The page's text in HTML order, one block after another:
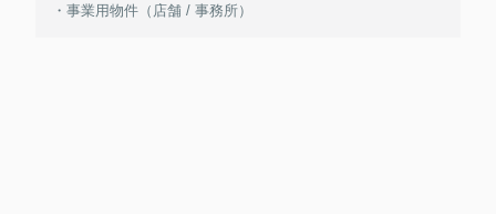
・事業用物件（店舗 / 事務所）